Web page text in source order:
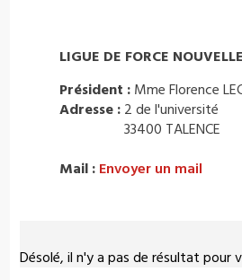
Désolé, il n'y a pas de résultat pour
LIGUE DE FORCE
Président : Mme Florence
Adresse : 2 de l'université
33400 TALENCE
Mail : Envoyer un mail